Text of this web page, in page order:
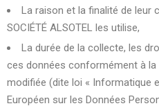
La raison et la finalité de leur
SOCIÉTÉ ALSOTEL les utilise,
La durée de la collecte, les
ces données conformément à la
modifiée (dite loi « Informatique
Européen sur les Données